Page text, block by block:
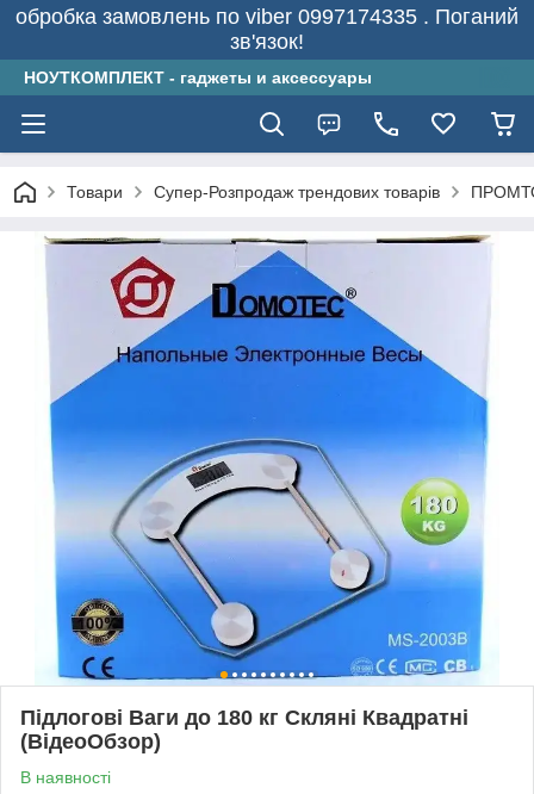
обробка замовлень по viber 0997174335 . Поганий
зв'язок!
НОУТКОМПЛЕКТ - гаджеты и аксессуары
Товари Супер-Розпродаж трендових товарів
Підлогові Ваги до 180 кг Скляні Квадратні
(ВідеоОбзор)
В наявності